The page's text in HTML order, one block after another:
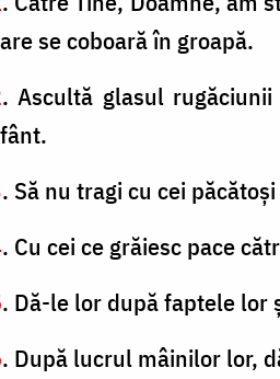
se coboară în groapă.
. Ascultă glasul
. Să nu tragi cu cei
. Cu cei ce grăiesc pace
. Dă-le lor după faptele lor
. După lucrul mâinilor lor,